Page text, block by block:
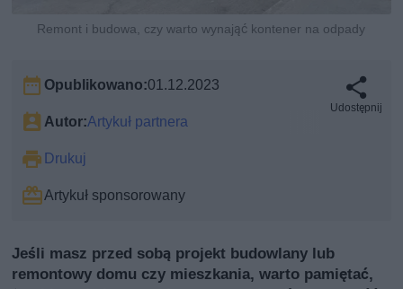
Remont i budowa, czy warto wynająć kontener na odpady
Opublikowano:01.12.2023
Autor:Artykuł partnera
Drukuj
Artykuł sponsorowany
Udostępnij
Jeśli masz przed sobą projekt budowlany lub
remontowy domu czy mieszkania, warto pamiętać,